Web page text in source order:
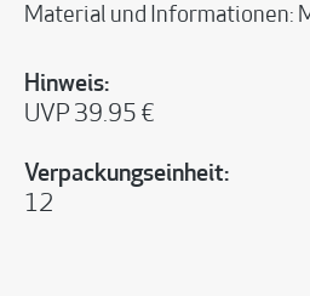
Material und Informationen:
Hinweis:
UVP 39.95 €
Verpackungseinheit:
12